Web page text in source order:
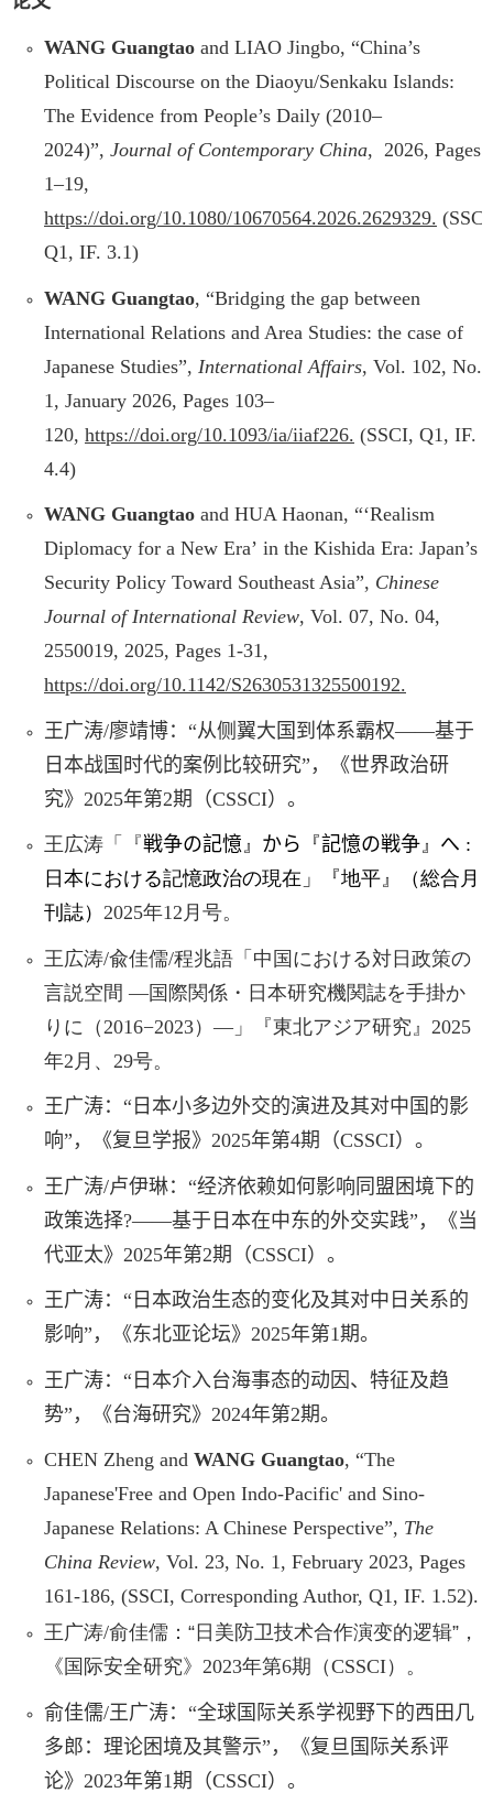
WANG Guangtao and LIAO Jingbo, “China’s
Political Discourse on the Diaoyu/Senkaku Islands:
The Evidence from People’s Daily (2010–
2024)”, Journal of Contemporary China, 2026, Pages
1–19,
https://doi.org/10.1080/10670564.2026.2629329.
Q1, IF. 3.1)
WANG Guangtao, “Bridging the gap between
International Relations and Area Studies: the case of
Japanese Studies”, International Affairs, Vol. 102, No.
1, January 2026, Pages 103–
120, https://doi.org/10.1093/ia/iiaf226. (SSCI, Q1, IF.
4.4)
WANG Guangtao and HUA Haonan, “‘Realism
Diplomacy for a New Era’ in the Kishida Era: Japan’s
Security Policy Toward Southeast Asia”, Chinese
Journal of International Review, Vol. 07, No. 04,
2550019, 2025, Pages 1-31,
https://doi.org/10.1142/S2630531325500192.
王广涛/廖靖博：“从侧翼大国到体系霸权——基于
日本战国时代的案例比较研究”，《世界政治研
究》 2025年第2期（CSSCI）。
王広涛「『戦争の記憶』 から 『記憶の戦争』 へ :
日本における記憶政治の現在 」『地平』（総合月
刊誌） 2025年12 月号。
王広涛/兪佳儒/程兆語「中国における対日政策の
言説空間 ―国際関係・日本研究機関誌を手掛か
りに（ 2016−2023）―」『東北アジア研究』 2025
年2 月、 29号。
王广涛：“日本小多边外交的演进及其对中国的影
响”，《复旦学报》 2025年第4期（CSSCI）。
王广涛/卢伊琳：“经济依赖如何影响同盟困境下的
政策选择?——基于日本在中东的外交实践”，《当
代亚太》 2025年第2期（CSSCI）。
王广涛：“日本政治生态的变化及其对中日关系的
影响”，《东北亚论坛》 2025年第1期。
王广涛：“日本介入台海事态的动因、特征及趋
势”，《台海研究》 2024年第2期。
CHEN Zheng and WANG Guangtao, “The
Japanese'Free and Open Indo-Pacific' and Sino-
Japanese Relations: A Chinese Perspective”, The
China Review, Vol. 23, No. 1, February 2023, Pages
161-186, (SSCI, Corresponding Author, Q1, IF. 1.52).
王广涛/俞佳儒： “ 日美防卫技术合作演变的逻辑” ，
《国际安全研究》 2023年第6期（CSSCI）。
俞佳儒/王广涛：“全球国际关系学视野下的西田几
多郎：理论困境及其警示”，《复旦国际关系评
论》 2023年第1期（CSSCI）。